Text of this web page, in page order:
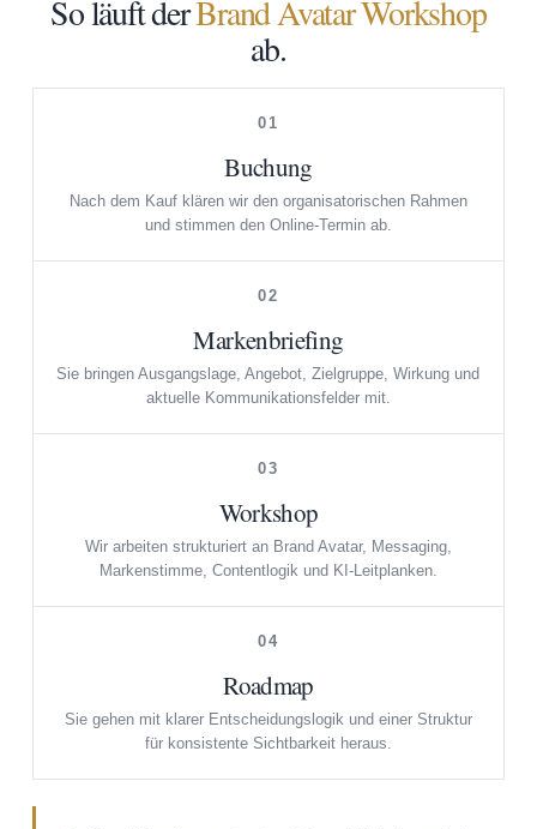
So läuft derBrand Avatar Workshop
ab.
01
Buchung
Nach dem Kauf klären wir den organisatorischen Rahmen
und stimmen den Online-Termin ab.
02
Markenbriefing
Sie bringen Ausgangslage, Angebot, Zielgruppe, Wirkung und
aktuelle Kommunikationsfelder mit.
03
Workshop
Wir arbeiten strukturiert an Brand Avatar, Messaging,
Markenstimme, Contentlogik und KI-Leitplanken.
04
Roadmap
Sie gehen mit klarer Entscheidungslogik und einer Struktur
für konsistente Sichtbarkeit heraus.